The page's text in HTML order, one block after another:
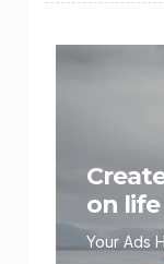
on life
Your Ads